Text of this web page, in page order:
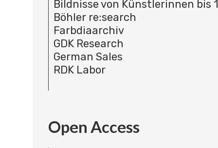
Bildnisse von Künstlerinnen bis
Böhler re:search
Farbdiaarchiv
GDK Research
German Sales
RDK Labor
Open Access